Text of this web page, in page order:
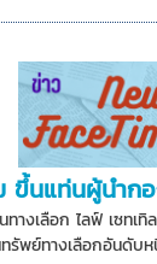
นแท่นผู้นำก
งเลือก ไลฟ์ เซทเทิ
พย์ทางเลือกอันดับห